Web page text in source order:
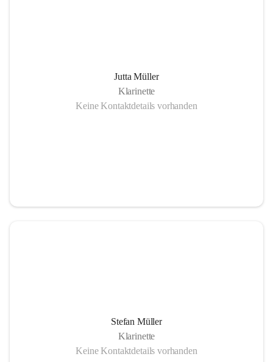
Jutta Müller
Klarinette
Keine Kontaktdetails vorhanden
Stefan Müller
Klarinette
Keine Kontaktdetails vorhanden